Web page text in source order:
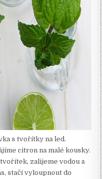
s tvořítky na led.
citron na malé kousky.
zalijeme vodou a
stačí vyloupnout do